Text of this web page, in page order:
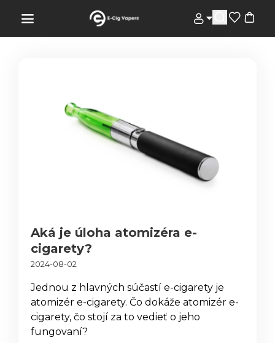
Aká je úloha atomizéra e-
cigarety?
2024-08-02
Jednou z hlavných súčastí e-cigarety je
atomizér e-cigarety. Čo dokáže atomizér e-
cigarety, čo stojí za to vedieť o jeho
fungovaní?